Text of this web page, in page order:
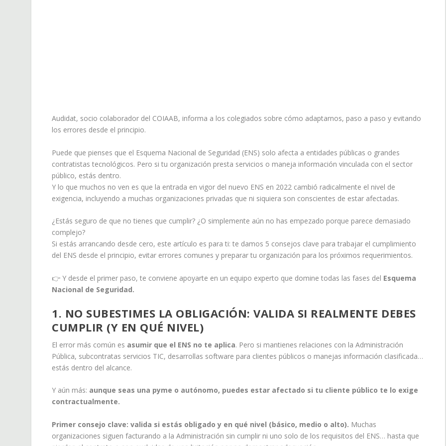
Audidat, socio colaborador del COIAAB, informa a los colegiados sobre cómo adaptarnos, paso a paso y evitando
los errores desde el principio.
Puede que pienses que el Esquema Nacional de Seguridad (ENS) solo afecta a entidades públicas o grandes
contratistas tecnológicos. Pero si tu organización presta servicios o maneja información vinculada con el sector
público, estás dentro.
Y lo que muchos no ven es que la entrada en vigor del nuevo ENS en 2022 cambió radicalmente el nivel de
exigencia, incluyendo a muchas organizaciones privadas que ni siquiera son conscientes de estar afectadas.
¿Estás seguro de que no tienes que cumplir? ¿O simplemente aún no has empezado porque parece demasiado
complejo?
Si estás arrancando desde cero, este artículo es para ti: te damos 5 consejos clave para trabajar el cumplimiento
del ENS desde el principio, evitar errores comunes y preparar tu organización para los próximos requerimientos.
👉 Y desde el primer paso, te conviene apoyarte en un equipo experto que domine todas las fases del Esquema
Nacional de Seguridad.
1. NO SUBESTIMES LA OBLIGACIÓN: VALIDA SI REALMENTE DEBES
CUMPLIR (Y EN QUÉ NIVEL)
El error más común es asumir que el ENS no te aplica. Pero si mantienes relaciones con la Administración
Pública, subcontratas servicios TIC, desarrollas software para clientes públicos o manejas información clasificada…
estás dentro del alcance.
Y aún más: aunque seas una pyme o autónomo, puedes estar afectado si tu cliente público te lo exige
contractualmente.
Primer consejo clave: valida si estás obligado y en qué nivel (básico, medio o alto). Muchas
organizaciones siguen facturando a la Administración sin cumplir ni uno solo de los requisitos del ENS… hasta que